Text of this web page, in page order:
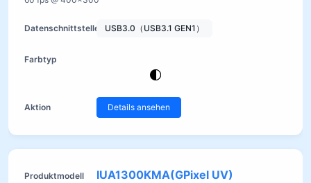
USB3.0（USB3.1 GEN1）
Details ansehen
IUA1300KMA(GPixel UV)